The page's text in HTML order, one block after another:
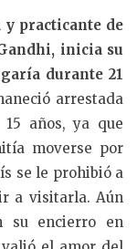
y practicante de
inicia su
durante 21
arrestada
años, ya que
moverse por
se le prohibió a
a visitarla. Aún
su encierro en